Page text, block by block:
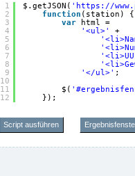
1
2
3
4
5
6
7
8
9
10
11
12
$.getJSON( ' https://
function (station) {
var
html =
'<ul>'
+
'</ul>' ;
$(
});
Script ausführen